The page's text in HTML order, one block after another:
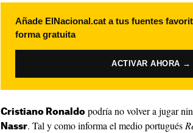
Añade ElNacional.cat a tus fuentes
forma gratuita
ACTIVAR AHORA →
Cristiano Ronaldo podría no volver a jugar
Nassr. Tal y como informa el medio portugués